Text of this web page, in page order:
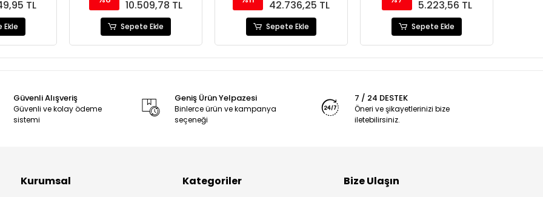
TL
Ekle
10.509,78 TL
Sepete Ekle
42.736,25 TL
Sepete Ekle
5.223,56 TL
Sepete Ekle
Güvenli Alışveriş
Güvenli ve kolay ödeme
sistemi
Geniş Ürün Yelpazesi
Binlerce ürün ve kampanya
seçeneği
7 / 24 DESTEK
Öneri ve şikayetlerinizi bize
iletebilirsiniz.
Kurumsal Kategoriler Bize Ulaşın